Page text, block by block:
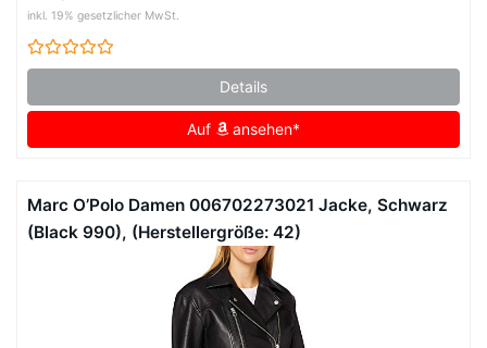
inkl. 19% gesetzlicher MwSt.
Details
Auf ansehen*
Marc O’Polo Damen 006702273021 Jacke, Schwarz
(Black 990), (Herstellergröße: 42)